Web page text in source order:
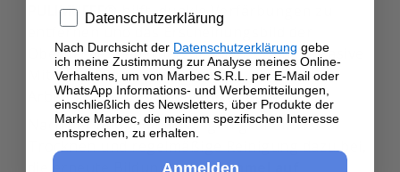
PULIMUFFE®hilft, dunkle Verfärbungen zu
entfernen und das Erscheinungsbild der
Oberfläche wiederherzustellen – ohne abrasive
Mittel oder aggressive Säuren, die die
Arbeitsplatte beschädigen könnten.
Nach der Behandlung tragen gründliches
Trocknen und regelmäßige Reinigung dazu bei,
die erneute Bildung vonSchimmel auf
Privacy policy
Datenschutzerklärung
Nach Durchsicht der Datenschutzerklärung gebe
ich meine Zustimmung zur Analyse meines Online-
Verhaltens, um von Marbec S.R.L. per E-Mail oder
WhatsApp Informations- und Werbemitteilungen,
einschließlich des Newsletters, über Produkte der
Marke Marbec, die meinem spezifischen Interesse
entsprechen, zu erhalten.
Anmelden